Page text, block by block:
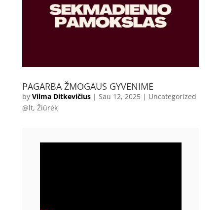
PAGARBA ŽMOGAUS GYVENIME
by Vilma Ditkevičius| Sau 12, 2025| Uncategorized
@lt, Žiūrėk